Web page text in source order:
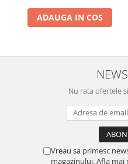
ADAUGA IN COS
Nu rata ofertele
Vreau sa primesc
magazinului. Afla mai